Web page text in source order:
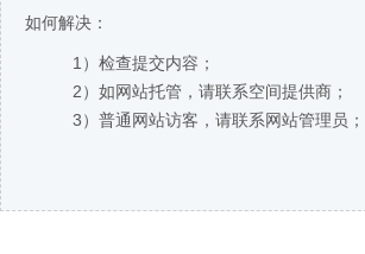
如何解决：
1）检查提交内容；
2）如网站托管，请联系空间提供商；
3）普通网站访客，请联系网站管理员；